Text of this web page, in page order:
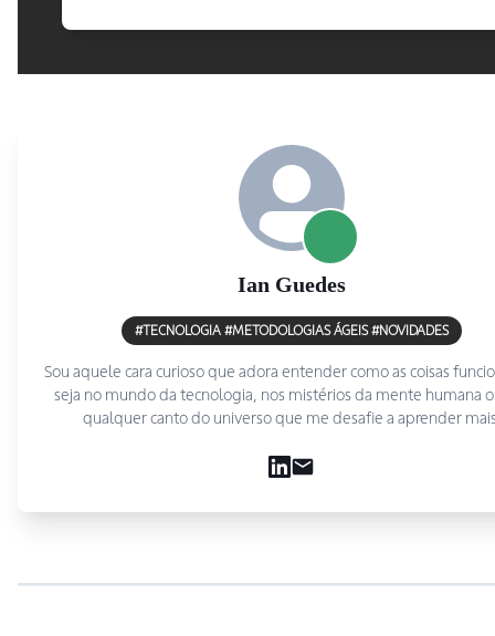
Ian Guedes
#TECNOLOGIA #METODOLOGIAS ÁGEIS #NOVIDADES
Sou aquele cara curioso que adora entender como as coisas
seja no mundo da tecnologia, nos mistérios da mente humana
qualquer canto do universo que me desafie a aprender